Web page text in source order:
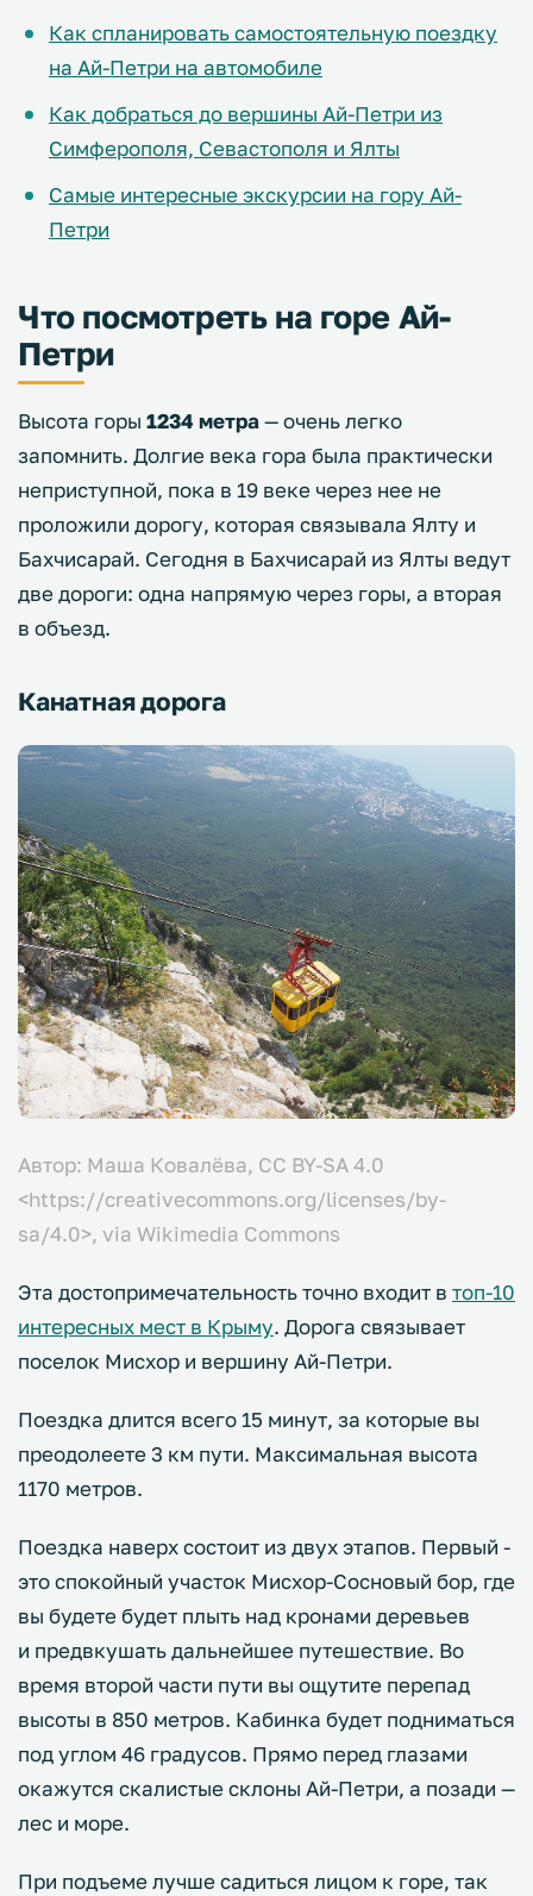
Как спланировать самостоятельную поездку
на Ай-Петри на автомобиле
Как добраться до вершины Ай-Петри из
Симферополя, Севастополя и Ялты
Самые интересные экскурсии на гору Ай-
Петри
Что посмотреть на горе Ай-
Петри
Высота горы 1234 метра— очень легко
запомнить. Долгие века гора была практически
неприступной, пока в 19 веке через нее не
проложили дорогу, которая связывала Ялту и
Бахчисарай. Сегодня в Бахчисарай из Ялты ведут
две дороги: одна напрямую через горы, а вторая
в объезд.
Канатная дорога
Автор: Маша Ковалёва, CC BY-SA 4.0
<https://creativecommons.org/licenses/by-
sa/4.0>, via Wikimedia Commons
Эта достопримечательность точно входит в топ-10
интересных мест в Крыму. Дорога связывает
поселок Мисхор и вершину Ай-Петри.
Поездка длится всего 15 минут, за которые вы
преодолеете 3 км пути. Максимальная высота
1170 метров.
Поездка наверх состоит из двух этапов. Первый -
это спокойный участок Мисхор-Сосновый бор, где
вы будете будет плыть над кронами деревьев
и предвкушать дальнейшее путешествие. Во
время второй части пути вы ощутите перепад
высоты в 850 метров. Кабинка будет подниматься
под углом 46 градусов. Прямо перед глазами
окажутся скалистые склоны Ай-Петри, а позади —
лес и море.
При подъеме лучше садиться лицом к горе, так